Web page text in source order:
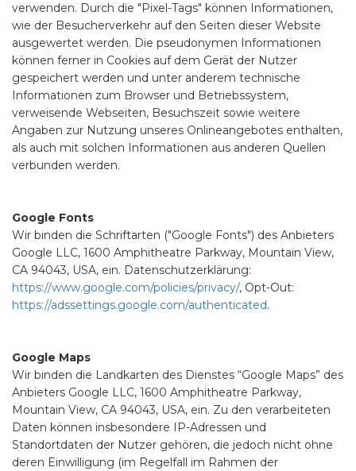
verwenden. Durch die "Pixel-Tags" können Informationen,
wie der Besucherverkehr auf den Seiten dieser Website
ausgewertet werden. Die pseudonymen Informationen
können ferner in Cookies auf dem Gerät der Nutzer
gespeichert werden und unter anderem technische
Informationen zum Browser und Betriebssystem,
verweisende Webseiten, Besuchszeit sowie weitere
Angaben zur Nutzung unseres Onlineangebotes enthalten,
als auch mit solchen Informationen aus anderen Quellen
verbunden werden.
Google Fonts
Wir binden die Schriftarten ("Google Fonts") des Anbieters
Google LLC, 1600 Amphitheatre Parkway, Mountain View,
CA 94043, USA, ein. Datenschutzerklärung:
https://www.google.com/policies/privacy/, Opt-Out:
https://adssettings.google.com/authenticated.
Google Maps
Wir binden die Landkarten des Dienstes “Google Maps” des
Anbieters Google LLC, 1600 Amphitheatre Parkway,
Mountain View, CA 94043, USA, ein. Zu den verarbeiteten
Daten können insbesondere IP-Adressen und
Standortdaten der Nutzer gehören, die jedoch nicht ohne
deren Einwilligung (im Regelfall im Rahmen der